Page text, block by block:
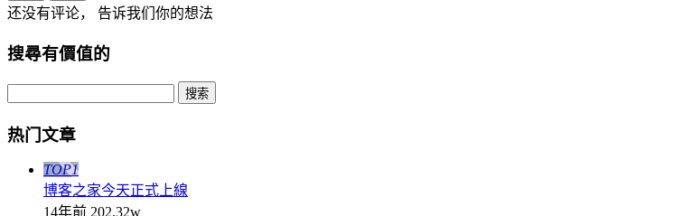
还没有评论， 告诉我们你的想法
搜尋有價值的
热门文章
TOP1
博客之家今天正式上線
14年前 202.32w